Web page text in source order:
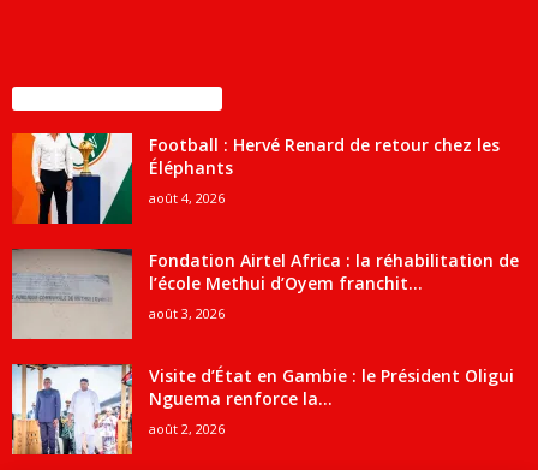
Football : Hervé Renard de retour chez les
Éléphants
août 4, 2026
Fondation Airtel Africa : la réhabilitation de
l’école Methui d’Oyem franchit...
août 3, 2026
Visite d’État en Gambie : le Président Oligui
Nguema renforce la...
août 2, 2026